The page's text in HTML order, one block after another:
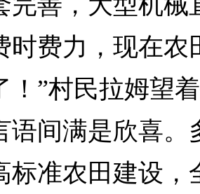
时费力，现在农
！”村民拉姆望
语间满是欣喜。
标准农田建设，